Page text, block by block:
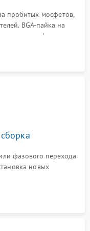
пробитых мосфетов,
BGA-пайка на
графического
Прошивка BIOS
фазового перехода
новых
на память и цепи
подключение и